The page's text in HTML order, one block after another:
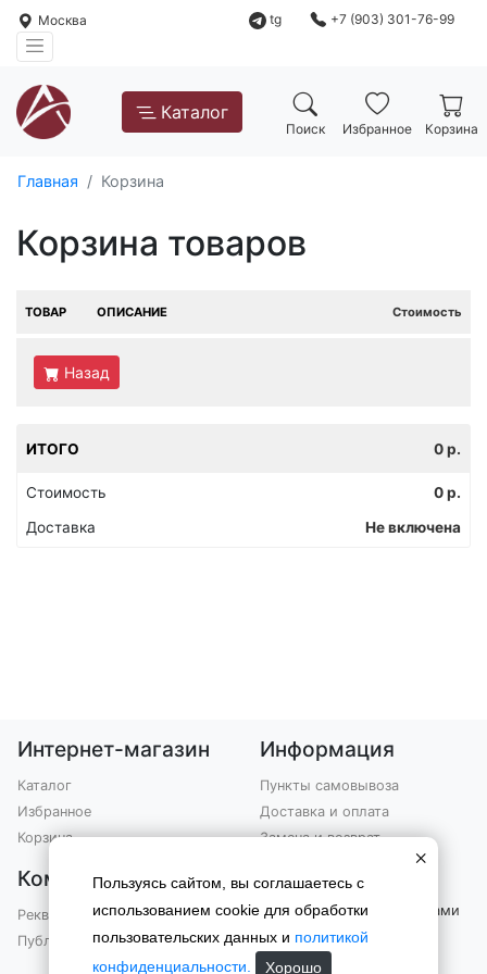
Москва tg +7 (903) 301-76-99
Каталог
Поиск Избранное Корзина
Главная Корзина
Корзина товаров
ТОВАР ОПИСАНИЕ Стоимость
Назад
ИТОГО 0р.
Стоимость 0р.
Доставка
Не включена
Интернет-магазин
Каталог
Избранное
Корзина
Информация
Пункты самовывоза
Доставка и оплата
Замена и возврат
Компания
Реквизиты
Публичная оферта
Контакты
Вы можете связаться с нами
по телефону
+7 (903) 301-76-99
×
Пользуясь сайтом, вы соглашаетесь с
использованием cookie для обработки
пользовательских данных и политикой
конфиденциальности.
Хорошо